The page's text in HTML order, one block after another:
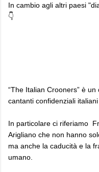
In cambio agli altri paesi
👇
“The Italian Crooners” è
cantanti confidenziali
In particolare ci riferiamo
Arigliano che non hanno
ma anche la caducità e la
umano.